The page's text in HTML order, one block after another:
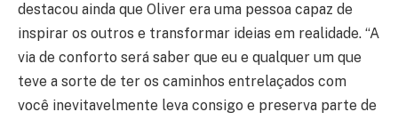
destacou ainda que Oliver era uma pessoa capaz de
inspirar os outros e transformar ideias em realidade. “A
via de conforto será saber que eu e qualquer um que
teve a sorte de ter os caminhos entrelaçados com
você inevitavelmente leva consigo e preserva parte de